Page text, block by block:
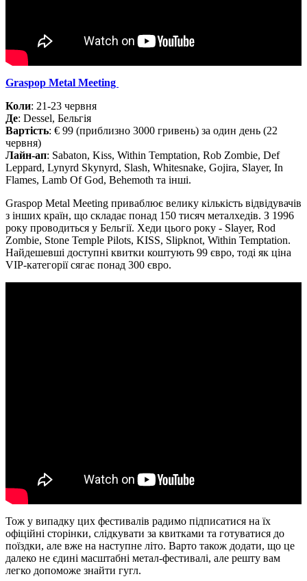
Graspop Metal Meeting
Коли: 21-23 червня
Де: Dessel, Бельгія
Вартість: € 99 (приблизно 3000 гривень) за один день (22
червня)
Лайн-ап: Sabaton, Kiss, Within Temptation, Rob Zombie, Def
Leppard, Lynyrd Skynyrd, Slash, Whitesnake, Gojira, Slayer, In
Flames, Lamb Of God, Behemoth та інші.
Graspop Metal Meeting приваблює велику кількість відвідувачів
з інших країн, що складає понад 150 тисяч металхедів. З 1996
року проводиться у Бельгії. Хеди цього року - Slayer, Rod
Zombie, Stone Temple Pilots, KISS, Slipknot, Within Temptation.
Найдешевші доступні квитки коштують 99 євро, тоді як ціна
VIP-категорії сягає понад 300 євро.
Тож у випадку цих фестивалів радимо підписатися на їх
офіційні сторінки, слідкувати за квитками та готуватися до
поїздки, але вже на наступне літо. Варто також додати, що це
далеко не єдині масштабні метал-фестивалі, але решту вам
легко допоможе знайти гугл.